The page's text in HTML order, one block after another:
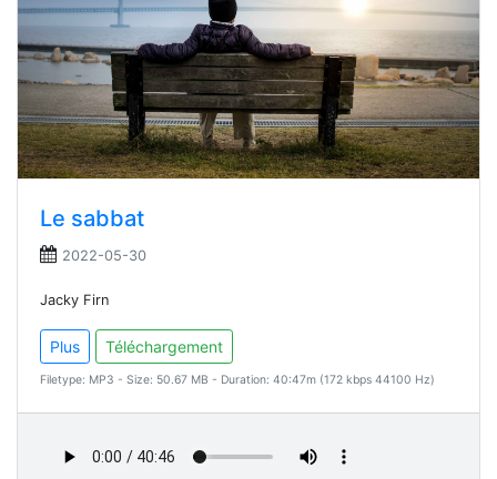
Le sabbat
2022-05-30
Jacky Firn
Plus Téléchargement
Filetype: MP3 - Size: 50.67 MB - Duration: 40:47m (172 kbps 44100 Hz)